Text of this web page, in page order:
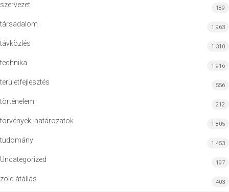
szervezet 189
társadalom 1 963
távközlés 1 310
technika 1 916
területfejlesztés 556
történelem 212
törvények, határozatok 1 805
tudomány 1 453
Uncategorized 197
zöld átállás 403